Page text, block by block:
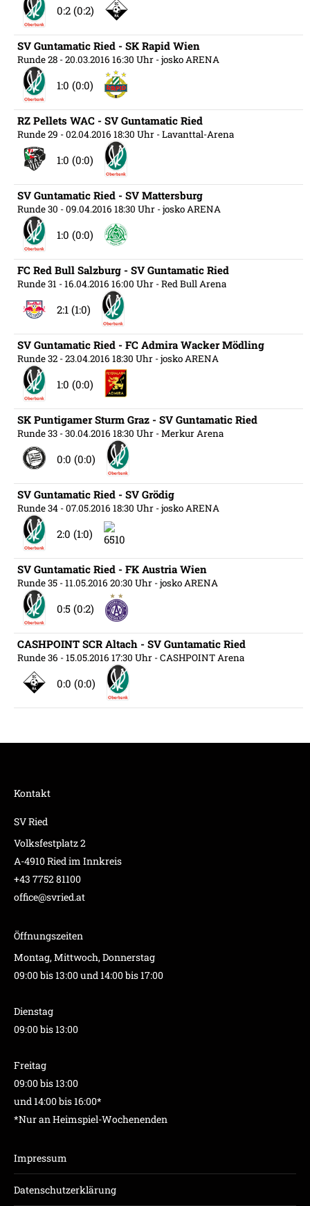
0:2 (0:2)
SV Guntamatic Ried - SK Rapid Wien
Runde 28 - 20.03.2016 16:30 Uhr - josko ARENA
1:0 (0:0)
RZ Pellets WAC - SV Guntamatic Ried
Runde 29 - 02.04.2016 18:30 Uhr - Lavanttal-Arena
1:0 (0:0)
SV Guntamatic Ried - SV Mattersburg
Runde 30 - 09.04.2016 18:30 Uhr - josko ARENA
1:0 (0:0)
FC Red Bull Salzburg - SV Guntamatic Ried
Runde 31 - 16.04.2016 16:00 Uhr - Red Bull Arena
2:1 (1:0)
SV Guntamatic Ried - FC Admira Wacker Mödling
Runde 32 - 23.04.2016 18:30 Uhr - josko ARENA
1:0 (0:0)
SK Puntigamer Sturm Graz - SV Guntamatic Ried
Runde 33 - 30.04.2016 18:30 Uhr - Merkur Arena
0:0 (0:0)
SV Guntamatic Ried - SV Grödig
Runde 34 - 07.05.2016 18:30 Uhr - josko ARENA
2:0 (1:0)
SV Guntamatic Ried - FK Austria Wien
Runde 35 - 11.05.2016 20:30 Uhr - josko ARENA
0:5 (0:2)
CASHPOINT SCR Altach - SV Guntamatic Ried
Runde 36 - 15.05.2016 17:30 Uhr - CASHPOINT Arena
0:0 (0:0)
Kontakt
SV Ried
Volksfestplatz 2
A-4910 Ried im Innkreis
+43 7752 81100
office@svried.at
Öffnungszeiten
Montag, Mittwoch, Donnerstag
09:00 bis 13:00 und 14:00 bis 17:00
Dienstag
09:00 bis 13:00
Freitag
09:00 bis 13:00
und 14:00 bis 16:00*
*Nur an Heimspiel-Wochenenden
Impressum
Datenschutzerklärung